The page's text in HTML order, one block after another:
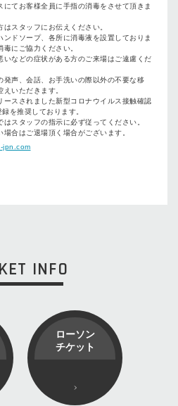
にてお客様全員に手指の消毒をさせて頂きま
スタッフにお伝えください。
ドソープ、各所に消毒液を設置しておりま
にご協力ください。
いなどの症状がある方のご来場はご遠慮くだ
発声、会話、お手洗いの際以外の不要な移
いただきます。
ースされました新型コロナウイルス接触確認
を推奨しております。
はスタッフの指示に必ず従ってください。
合はご退場頂く場合がございます。
jpn.com
INFO
ローソン
チケット